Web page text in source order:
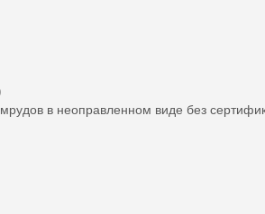
в неоправленном виде без